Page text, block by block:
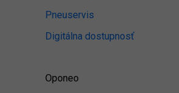
Pneuservis
Digitálna dostupnosť
Oponeo